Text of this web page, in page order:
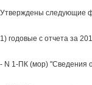
Утверждены следующие
1) годовые с отчета за
- N 1-ПК (мор) "Сведения